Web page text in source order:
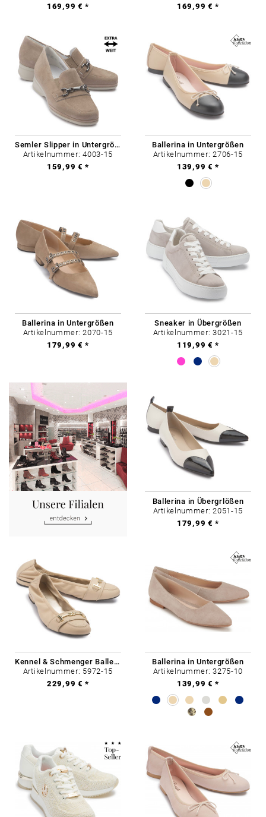
169,99 € *
169,99 € *
Semler Slipper in Untergrößen
Artikelnummer: 4003-15
159,99 € *
Ballerina in Untergrößen
Artikelnummer: 2706-15
139,99 € *
Ballerina in Untergrößen
Artikelnummer: 2070-15
179,99 € *
Sneaker in Übergrößen
Artikelnummer: 3021-15
119,99 € *
Ballerina in Übergrlößen
Artikelnummer: 2051-15
179,99 € *
Kennel & Schmenger Ballerina in Übergrößen
Artikelnummer: 5972-15
229,99 € *
Ballerina in Untergrößen
Artikelnummer: 3275-10
139,99 € *